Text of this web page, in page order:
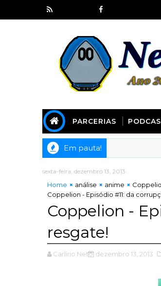
PARCERIAS
Em pauta!
sexta-feira, dezembro 13, 2013
Home análise anime
Coppelion - Episódio #11: da
Coppelion -
resgate!
Carlírio Neto dezembro 13, 2013